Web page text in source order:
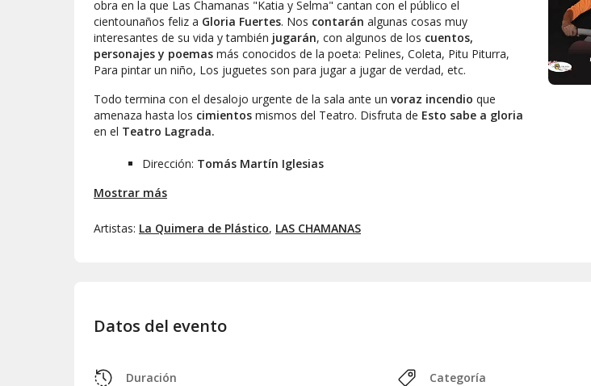
obra en la que Las Chamanas "Katia y Selma" cantan con el público el
cientounaños feliz a Gloria Fuertes. Nos contarán algunas cosas muy
interesantes de su vida y también jugarán, con algunos de los cuentos,
personajes y poemas más conocidos de la poeta: Pelines, Coleta, Pitu Piturra,
Para pintar un niño, Los juguetes son para jugar a jugar de verdad, etc.
Todo termina con el desalojo urgente de la sala ante un voraz incendio que
amenaza hasta los cimientos mismos del Teatro. Disfruta de Esto sabe a gloria
en el Teatro Lagrada.
Dirección: Tomás Martín Iglesias
Diseño de vestuario:
Vídeo:
Roberto Quintanilla
Mostrar más
Artistas: La Quimera de Plástico, LAS CHAMANAS
Datos del evento
Duración
Categoría